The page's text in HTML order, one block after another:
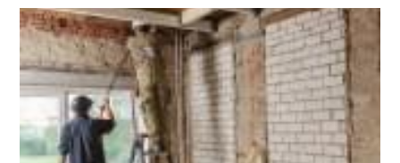
J
m
p
t
o
n
Dag van de Bouwkosten 2025
Magazine
Kostenmanagement Bouw &
Infra (KM)
ABK-model 2023
Boek Levensduurkosten –
Slim investeren, lang